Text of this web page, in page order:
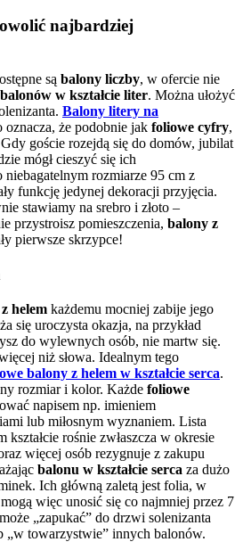
najbardziej
są balony liczby, w ofercie nie
balonów w kształcie liter. Można ułożyć
Balony litery na
że podobnie jak foliowe cyfry,
goście rozejdą się do domów, jubilat
mógł cieszyć się ich
niebagatelnym rozmiarze 95 cm z
funkcję jedynej dekoracji przyjęcia.
stawiamy na srebro i złoto –
przystroisz pomieszczenia, balony z
pierwsze skrzypce!
helem każdemu mocniej zabije jego
się uroczysta okazja, na przykład
do wylewnych osób, nie martw się.
niż słowa. Idealnym tego
balony z helem w kształcie serca.
rozmiar i kolor. Każde foliowe
napisem np. imieniem
lub miłosnym wyznaniem. Lista
rośnie zwłaszcza w okresie
więcej osób rezygnuje z zakupu
balonu w kształcie serca za dużo
Ich główną zaletą jest folia, w
więc unosić się co najmniej przez 7
może „zapukać” do drzwi solenizanta
„w towarzystwie” innych balonów.